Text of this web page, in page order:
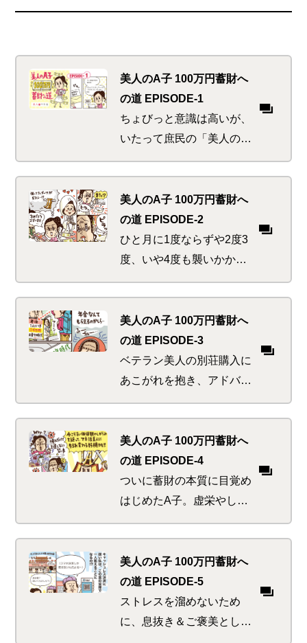
美人のA子 100万円蓄財へ
の道 EPISODE-1
ちょびっと意識は高いが、
いたって庶民の「美人のA
子」がマネ活に目覚めるま
での『始まりの物語』。見
栄と涙と神と日焼けのショ
ートストーリーはコチラ
美人のA子 100万円蓄財へ
の道 EPISODE-2
ひと月に1度ならずや2度3
度、いや4度も襲いかかっ
た「ウエディング・ハリケ
ーン」。お年頃の美人たち
にはいつでも起こりうる危
機の乗り切り方とは
美人のA子 100万円蓄財へ
の道 EPISODE-3
ベテラン美人の別荘購入に
あこがれを抱き、アドバイ
超え山を越え行く先々で見
かける現代日本の長寿トレ
ンドにおののきと不安を感
じ始める
美人のA子 100万円蓄財へ
の道 EPISODE-4
ついに蓄財の本質に目覚め
はじめたA子。虚栄やしが
らみから解放されると同時
に、超お得な無限ループへ
の糸口をつかめるのか、つ
かめないのか！！
美人のA子 100万円蓄財へ
の道 EPISODE-5
ストレスを溜めないため
に、息抜き＆ご褒美として